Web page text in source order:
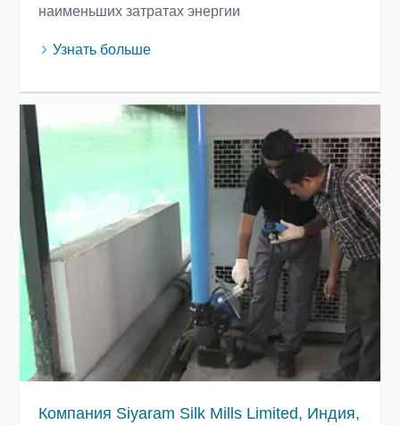
наименьших затратах энергии
Узнать больше
Компания Siyaram Silk Mills Limited, Индия,